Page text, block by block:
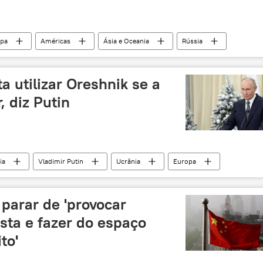
Américas Ásia e Oceania
Rússia
Donald Trump América Latina
França
utilizar Oreshnik se a
diz Putin
Vladimir Putin Ucrânia
Europa
Donald Trump Eslováquia
OTAN
União Econômica Eurasiática (UEE)
de 'provocar
e fazer do espaço